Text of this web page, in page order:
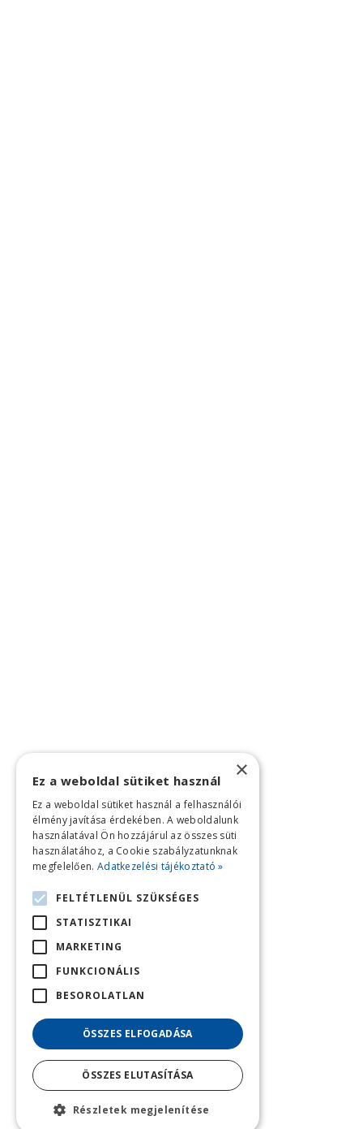
×
Ez a weboldal sütiket használ
Ez a weboldal sütiket használ a felhasználói
élmény javítása érdekében. A weboldalunk
használatával Ön hozzájárul az összes süti
használatához, a Cookie szabályzatunknak
megfelelően. Adatkezelési tájékoztató »
FELTÉTLENÜL SZÜKSÉGES
STATISZTIKAI
MARKETING
FUNKCIONÁLIS
BESOROLATLAN
ÖSSZES ELFOGADÁSA
ÖSSZES ELUTASÍTÁSA
Részletek megjelenítése